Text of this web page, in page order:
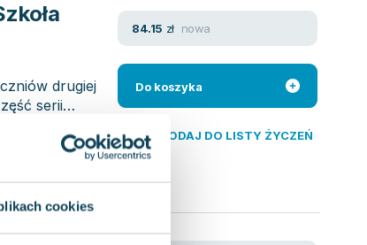
cookies
drugiej
serii
84.15 zł nowa
Do koszyka
DODAJ DO LISTY ŻYCZEŃ